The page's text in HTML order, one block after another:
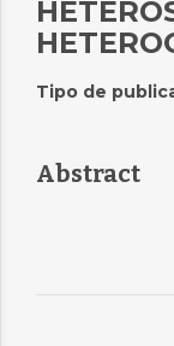
Tipo de
Abstract